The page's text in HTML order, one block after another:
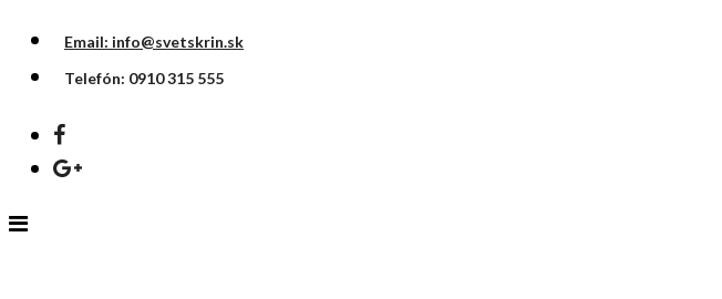
Email: info@svetskrin.sk
Telefón: 0910 315 555